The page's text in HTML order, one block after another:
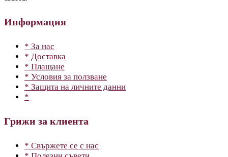
Информация
* За нас
* Доставка
* Плащане
* Условия за ползване
* Защита на личните данни
*
Грижи за клиента
* Свържете се с нас